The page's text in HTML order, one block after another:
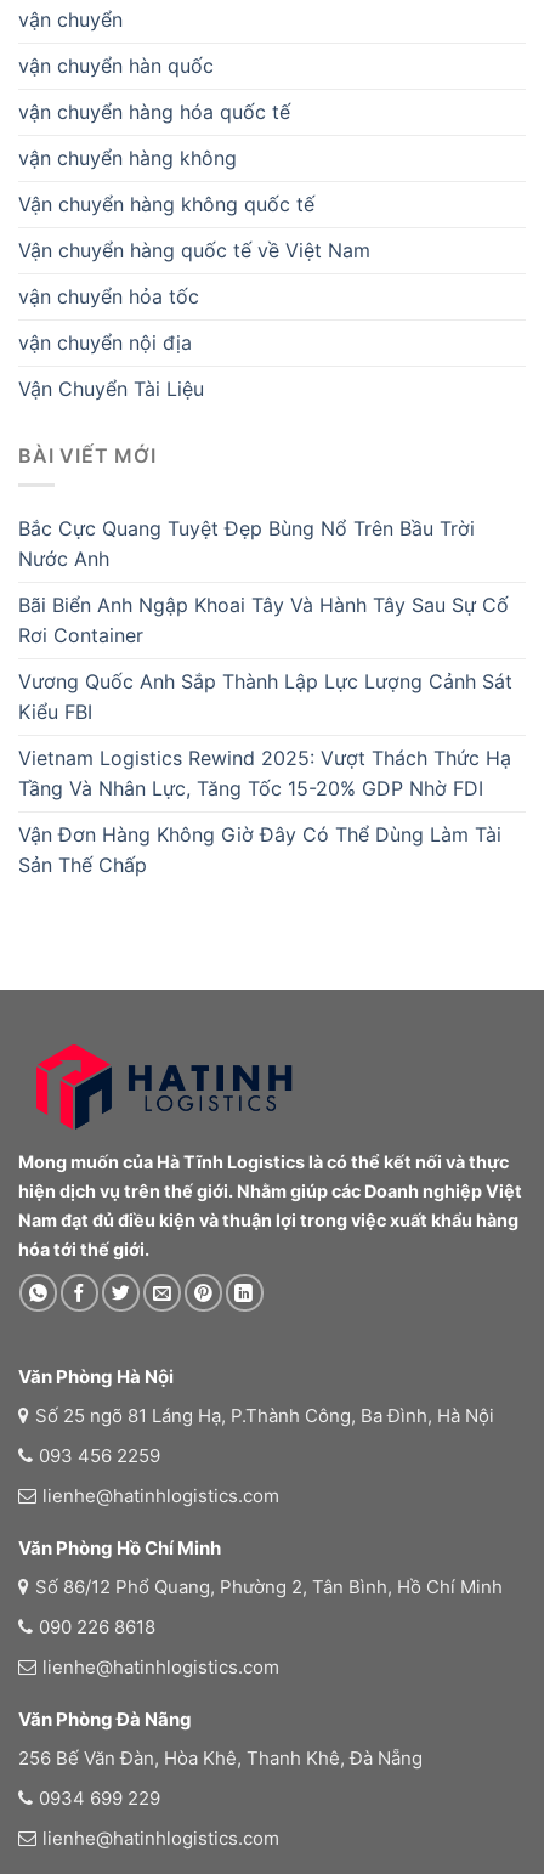
vận chuyển
vận chuyển hàn quốc
vận chuyển hàng hóa quốc tế
vận chuyển hàng không
Vận chuyển hàng không quốc tế
Vận chuyển hàng quốc tế về Việt Nam
vận chuyển hỏa tốc
vận chuyển nội địa
Vận Chuyển Tài Liệu
BÀI VIẾT MỚI
Bắc Cực Quang Tuyệt Đẹp Bùng Nổ Trên Bầu Trời
Nước Anh
Bãi Biển Anh Ngập Khoai Tây Và Hành Tây Sau Sự Cố
Rơi Container
Vương Quốc Anh Sắp Thành Lập Lực Lượng Cảnh Sát
Kiểu FBI
Vietnam Logistics Rewind 2025: Vượt Thách Thức Hạ
Tầng Và Nhân Lực, Tăng Tốc 15-20% GDP Nhờ FDI
Vận Đơn Hàng Không Giờ Đây Có Thể Dùng Làm Tài
Sản Thế Chấp
Mong muốn của Hà Tĩnh Logistics là có thể kết nối và thực
hiện dịch vụ trên thế giới. Nhằm giúp các Doanh nghiệp Việt
Nam đạt đủ điều kiện và thuận lợi trong việc xuất khẩu hàng
hóa tới thế giới.
Văn Phòng Hà Nội
Số 25 ngõ 81 Láng Hạ, P.Thành Công, Ba Đình, Hà Nội
093 456 2259
lienhe@hatinhlogistics.com
Văn Phòng Hồ Chí Minh
Số 86/12 Phổ Quang, Phường 2, Tân Bình, Hồ Chí Minh
090 226 8618
lienhe@hatinhlogistics.com
Văn Phòng Đà Nãng
256 Bế Văn Đàn, Hòa Khê, Thanh Khê, Đà Nẵng
0934 699 229
lienhe@hatinhlogistics.com